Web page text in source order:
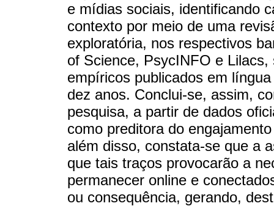
e mídias sociais, identificando
contexto por meio de uma
exploratória, nos respectivos
of Science, PsycINFO e
empíricos publicados em
dez anos. Conclui-se, assim,
pesquisa, a partir de dados
como preditora do
além disso, constata-se que a
que tais traços provocarão a
permanecer online e
ou consequência, gerando,